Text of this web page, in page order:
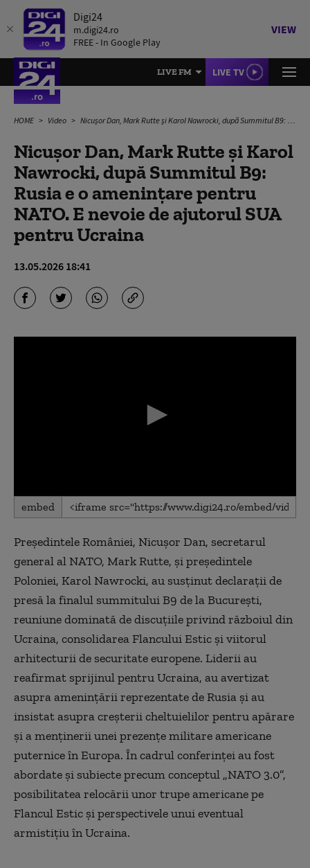
Digi24
m.digi24.ro
FREE - In Google Play
VIEW
LIVE FM LIVE TV
HOME Video Nicușor Dan, Mark Rutte și Karol Nawrocki, după Summitul B9: Rusia e o amenințare pentru NATO. E nevoie de ajutorul SUA pentru Ucraina
Nicușor Dan, Mark Rutte și Karol
Nawrocki, după Summitul B9:
Rusia e o amenințare pentru
NATO. E nevoie de ajutorul SUA
pentru Ucraina
13.05.2026 18:41
0
seconds
seconds
embed
Președintele României, Nicușor Dan, secretarul
general al NATO, Mark Rutte, și președintele
Poloniei, Karol Nawrocki, au susținut declarații de
presă la finalul summitului B9 de la București,
reuniune dominată de discuțiile privind războiul din
Ucraina, consolidarea Flancului Estic și viitorul
arhitecturii de securitate europene. Liderii au
reafirmat sprijinul pentru Ucraina, au avertizat
asupra amenințării reprezentate de Rusia și au
insistat asupra creșterii cheltuielilor pentru apărare
și a menținerii unei prezențe militare americane
puternice în Europa. În cadrul conferinței au fost
abordate și subiecte precum conceptul „NATO 3.0”,
posibilitatea relocării unor trupe americane pe
Flancul Estic și perspectivele unui eventual
armistițiu în Ucraina.